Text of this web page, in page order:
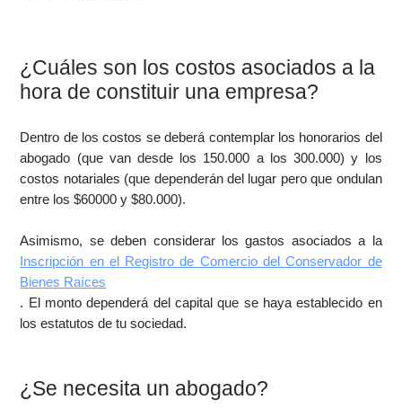
¿Cuáles son los costos asociados a la
hora de constituir una empresa?
Dentro de los costos se deberá contemplar los honorarios del
abogado (que van desde los 150.000 a los 300.000) y los
costos notariales (que dependerán del lugar pero que ondulan
entre los $60000 y $80.000).
Asimismo, se deben considerar los gastos asociados a la
Inscripción en el Registro de Comercio del Conservador de
Bienes Raíces
. El monto dependerá del capital que se haya establecido en
los estatutos de tu sociedad.
¿Se necesita un abogado?